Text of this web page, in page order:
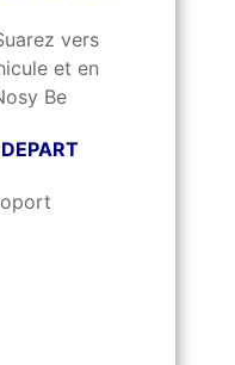
vers
et en
Be